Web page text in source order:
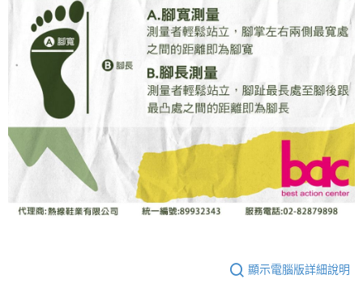
顯示電腦版詳細說明